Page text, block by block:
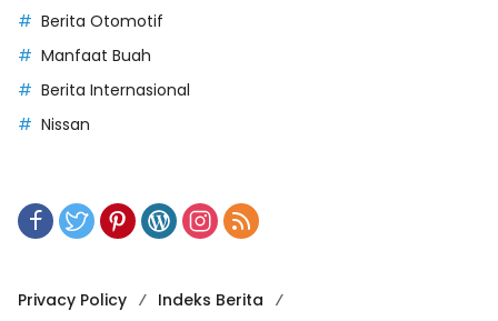
Berita Otomotif
Manfaat Buah
Berita Internasional
Nissan
Privacy Policy
Indeks Berita